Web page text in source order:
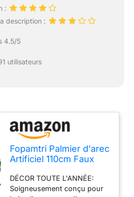
:
description :
4.5/5
utilisateurs
Fopamtri Palmier d'arec
Artificiel 110cm Faux
décoration intérieure et
extérieure Moderne,
DÉCOR TOUTE L'ANNÉE:
Soigneusement conçu pour